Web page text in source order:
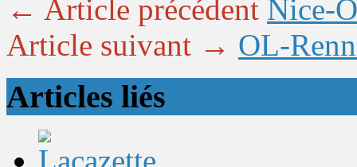
← Article précédent Nice-
Article suivant → OL-
Articles liés